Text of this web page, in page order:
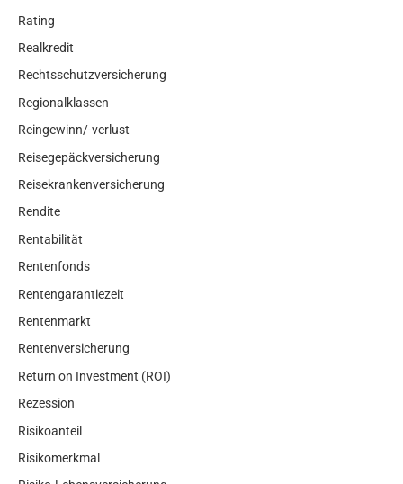
Rating
Realkredit
Rechtsschutzversicherung
Regionalklassen
Reingewinn/-verlust
Reisegepäckversicherung
Reisekrankenversicherung
Rendite
Rentabilität
Rentenfonds
Rentengarantiezeit
Rentenmarkt
Rentenversicherung
Return on Investment (ROI)
Rezession
Risikoanteil
Risikomerkmal